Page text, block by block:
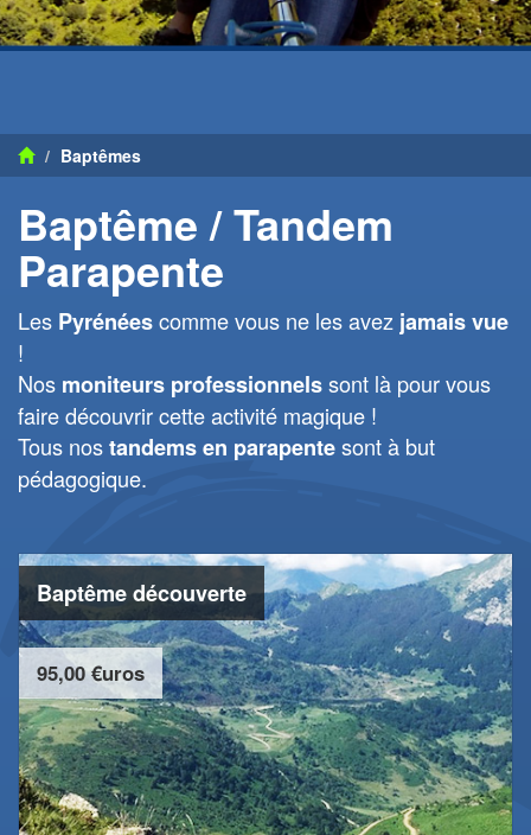
Baptêmes
Baptême / Tandem
Parapente
Les Pyrénéescomme vous ne les avez jamais vue
!
Nos moniteurs professionnelssont là pour vous
faire découvrir cette activité magique !
Tous nostandems en parapentesont à but
pédagogique.
Baptême découverte
95,00 €uros